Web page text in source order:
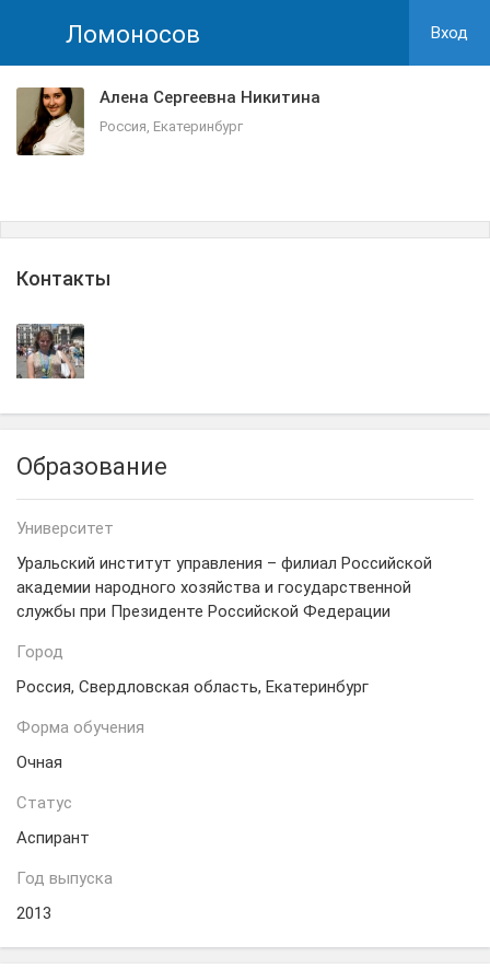
Ломоносов Вход
Алена Сергеевна Никитина
Россия, Екатеринбург
Контакты
Образование
Университет
Уральский институт управления – филиал Российской
академии народного хозяйства и государственной
службы при Президенте Российской Федерации
Город
Россия, Свердловская область, Екатеринбург
Форма обучения
Очная
Статус
Аспирант
Год выпуска
2013